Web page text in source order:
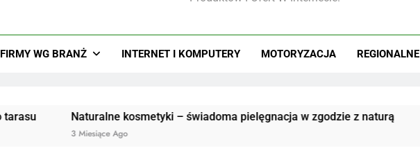
FIRMY WG BRANŻ INTERNET I KOMPUTERY MOTORYZACJA REGIONALNE
Naturalne kosmetyki – świadoma pielęgnacja w zgodzie z naturą
3 Miesiące Ago
CBD –
3